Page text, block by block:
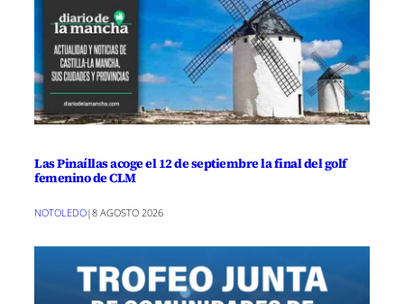
Las Pinaíllas acoge el 12 de septiembre la final del golf
femenino de CLM
NOTOLEDO|8 AGOSTO 2026